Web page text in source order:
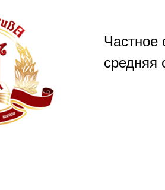
Частное
средняя